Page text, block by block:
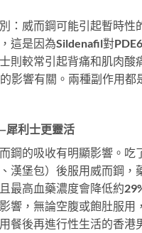
：威而鋼可能引起暫時性
這是因為Sildenafil對
則較常引起背痛和肌肉酸
影響有關。兩種副作用都
犀利士更靈活
鋼的吸收有明顯影響。吃
、漢堡包）後服用威而鋼
最高血藥濃度會降低約
響，無論空腹或飽肚服用
餐後再進行性生活的香港